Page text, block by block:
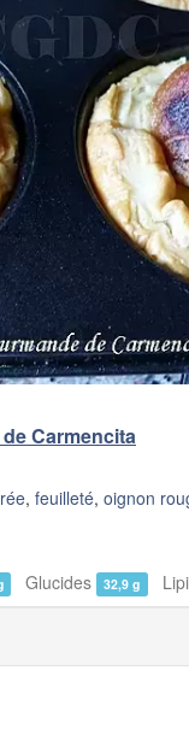
Carmencita
, feuilleté, oignon
Glucides 32,9 g